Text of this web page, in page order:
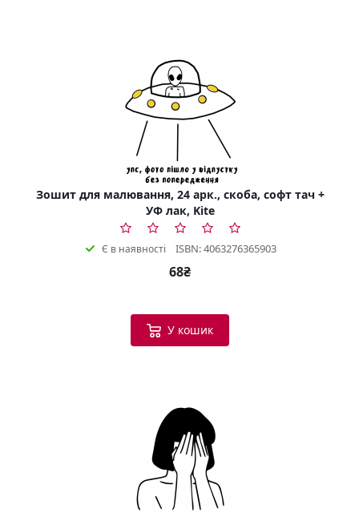
Зошит для малювання, 24 арк., скоба, софт тач +
УФ лак, Kite
Є в наявності ISBN: 4063276365903
68₴
У кошик